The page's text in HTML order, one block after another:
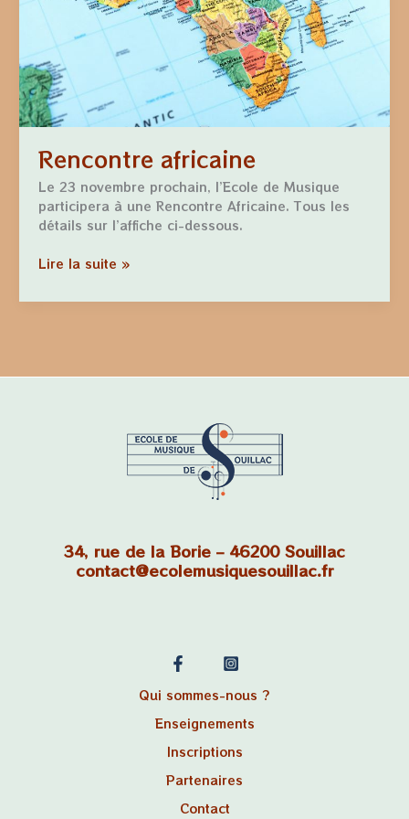
Rencontre africaine
Le 23 novembre prochain, l’Ecole de Musique
participera à une Rencontre Africaine. Tous les
détails sur l’affiche ci-dessous.
Lire la suite »
34, rue de la Borie – 46200 Souillac
contact@ecolemusiquesouillac.fr
Qui sommes-nous ?
Enseignements
Inscriptions
Partenaires
Contact